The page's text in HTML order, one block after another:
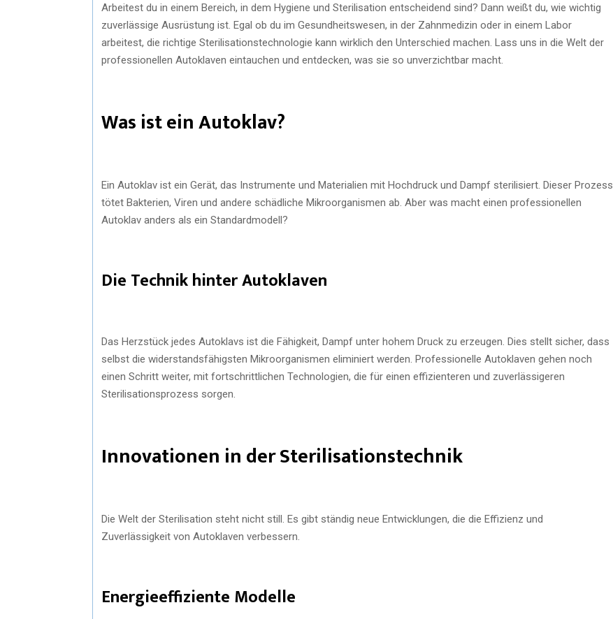
A
R
E
A
R
E
N
A
R
E
A
R
E
A
R
Arbeitest du in einem Bereich, in dem Hygiene und Sterilisation entscheidend sind? Dann weißt du, wie wichtig
zuverlässige Ausrüstung ist. Egal ob du im Gesundheitswesen, in der Zahnmedizin oder in einem Labor
arbeitest, die richtige Sterilisationstechnologie kann wirklich den Unterschied machen. Lass uns in die Welt der
professionellen Autoklaven eintauchen und entdecken, was sie so unverzichtbar macht.
Was ist ein Autoklav?
Ein Autoklav ist ein Gerät, das Instrumente und Materialien mit Hochdruck und Dampf sterilisiert. Dieser Prozess
tötet Bakterien, Viren und andere schädliche Mikroorganismen ab. Aber was macht einen professionellen
Autoklav anders als ein Standardmodell?
Die Technik hinter Autoklaven
Das Herzstück jedes Autoklavs ist die Fähigkeit, Dampf unter hohem Druck zu erzeugen. Dies stellt sicher, dass
selbst die widerstandsfähigsten Mikroorganismen eliminiert werden. Professionelle Autoklaven gehen noch
einen Schritt weiter, mit fortschrittlichen Technologien, die für einen effizienteren und zuverlässigeren
Sterilisationsprozess sorgen.
Innovationen in der Sterilisationstechnik
Die Welt der Sterilisation steht nicht still. Es gibt ständig neue Entwicklungen, die die Effizienz und
Zuverlässigkeit von Autoklaven verbessern.
Energieeffiziente Modelle